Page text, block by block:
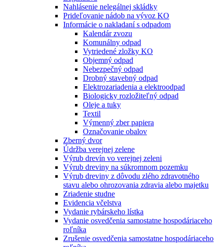
Nahlásenie nelegálnej skládky
Prideľovanie nádob na vývoz KO
Informácie o nakladaní s odpadom
Kalendár zvozu
Komunálny odpad
Vytriedené zložky KO
Objemný odpad
Nebezpečný odpad
Drobný stavebný odpad
Elektrozariadenia a elektroodpad
Biologicky rozložiteľný odpad
Oleje a tuky
Textil
Výmenný zber papiera
Označovanie obalov
Zberný dvor
Údržba verejnej zelene
Výrub drevín vo verejnej zeleni
Výrub dreviny na súkromnom pozemku
Výrub dreviny z dôvodu zlého zdravotného
stavu alebo ohrozovania zdravia alebo majetku
Zriadenie studne
Evidencia včelstva
Vydanie rybárskeho lístka
Vydanie osvedčenia samostatne hospodáriaceho
roľníka
Zrušenie osvedčenia samostatne hospodáriaceho